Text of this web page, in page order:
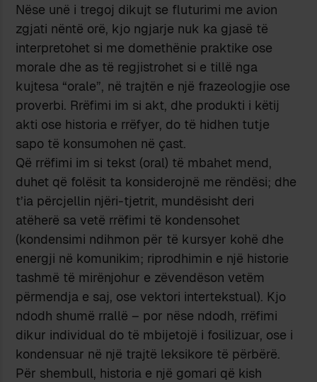
Nëse unë i tregoj dikujt se fluturimi me avion
zgjati nëntë orë, kjo ngjarje nuk ka gjasë të
interpretohet si me domethënie praktike ose
morale dhe as të regjistrohet si e tillë nga
kujtesa “orale”, në trajtën e një frazeologjie ose
proverbi. Rrëfimi im si akt, dhe produkti i këtij
akti ose historia e rrëfyer, do të hidhen tutje
sapo të konsumohen në çast.
Që rrëfimi im si tekst (oral) të mbahet mend,
duhet që folësit ta konsiderojnë me rëndësi; dhe
t’ia përcjellin njëri-tjetrit, mundësisht deri
atëherë sa vetë rrëfimi të kondensohet
(kondensimi ndihmon për të kursyer kohë dhe
energji në komunikim; riprodhimin e një historie
tashmë të mirënjohur e zëvendëson vetëm
përmendja e saj, ose vektori intertekstual). Kjo
ndodh shumë rrallë – por nëse ndodh, rrëfimi
dikur individual do të mbijetojë i fosilizuar, ose i
kondensuar në një trajtë leksikore të përbërë.
Për shembull, historia e një gomari që kish